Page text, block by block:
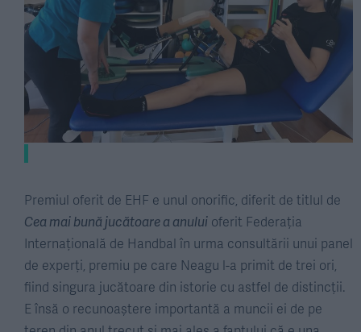
Premiul oferit de EHF e unul onorific, diferit de titlul de
Cea mai bună jucătoare a anului oferit Federația
Internațională de Handbal în urma consultării unui panel
de experți, premiu pe care Neagu l-a primit de trei ori,
fiind singura jucătoare din istorie cu astfel de distincții.
E însă o recunoaștere importantă a muncii ei de pe